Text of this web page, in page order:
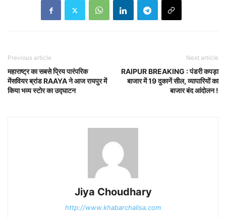
Previous article
महाराष्ट्र का सबसे प्रिय पारंपरिक
मेंसवियर ब्रांड RAAYA ने आज रायपुर में
किया भव्य स्टोर का उद्घाटन
Next article
RAIPUR BREAKING : पंडरी कपड़ा
बाजार में 19 दुकानें सील, व्यापारियों का
बाजार बंद आंदोलन !
Jiya Choudhary
http://www.khabarchalisa.com